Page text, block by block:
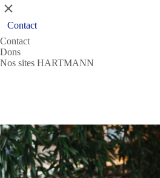
Fermer
Contact
Contact
Dons
Nos sites HARTMANN